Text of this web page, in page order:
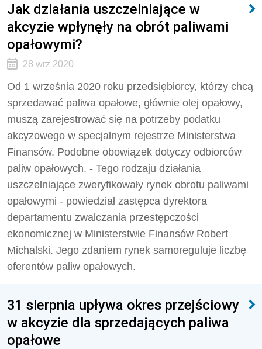
Jak działania uszczelniające w
akcyzie wpłynęły na obrót paliwami
opałowymi?
28 wrz 2020
Od 1 września 2020 roku przedsiębiorcy, którzy chcą
sprzedawać paliwa opałowe, głównie olej opałowy,
muszą zarejestrować się na potrzeby podatku
akcyzowego w specjalnym rejestrze Ministerstwa
Finansów. Podobne obowiązek dotyczy odbiorców
paliw opałowych. - Tego rodzaju działania
uszczelniające zweryfikowały rynek obrotu paliwami
opałowymi - powiedział zastępca dyrektora
departamentu zwalczania przestępczości
ekonomicznej w Ministerstwie Finansów Robert
Michalski. Jego zdaniem rynek samoreguluje liczbę
oferentów paliw opałowych.
31 sierpnia upływa okres przejściowy
w akcyzie dla sprzedających paliwa
opałowe